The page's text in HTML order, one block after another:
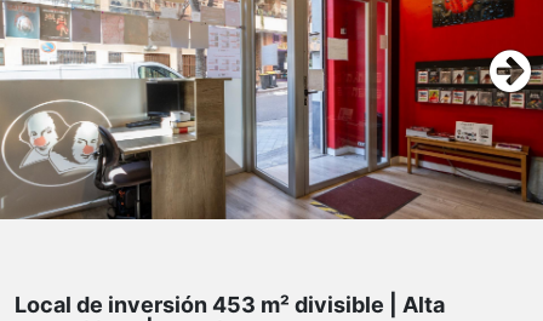
Local de inversión 453 m² divisible | Alta